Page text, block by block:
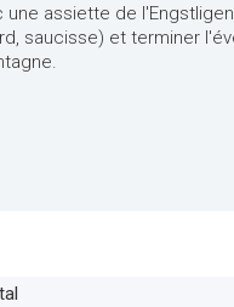
assiette de
saucisse) et terminer